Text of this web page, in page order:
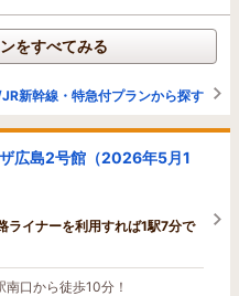
をすべてみる
新幹線・特急付プランから探す
広島2号館（2026年5月1
ライナーを利用すれば1駅7分で
口から徒歩10分！